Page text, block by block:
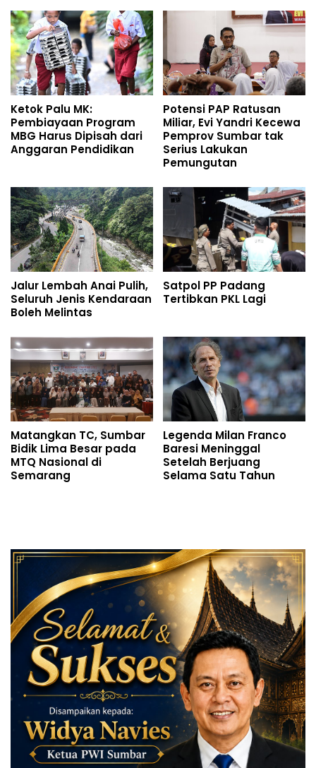
Ketok Palu MK:
Pembiayaan Program
MBG Harus Dipisah dari
Anggaran Pendidikan
Potensi PAP Ratusan
Miliar, Evi Yandri Kecewa
Pemprov Sumbar tak
Serius Lakukan
Pemungutan
Jalur Lembah Anai Pulih,
Seluruh Jenis Kendaraan
Boleh Melintas
Satpol PP Padang
Tertibkan PKL Lagi
Matangkan TC, Sumbar
Bidik Lima Besar pada
MTQ Nasional di
Semarang
Legenda Milan Franco
Baresi Meninggal
Setelah Berjuang
Selama Satu Tahun